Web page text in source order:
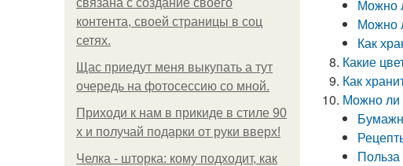
связана с создание своего
контента, своей страницы в соц
сетях.
Щас приедут меня выкупать а тут
очередь на фотосессию со мной.
Приходи к нам в прикиде в стиле 90
х и получай подарки от руки вверх!
Челка - шторка: кому подходит, как
Можно
Можно
Как
Какие
Как
Можно ли